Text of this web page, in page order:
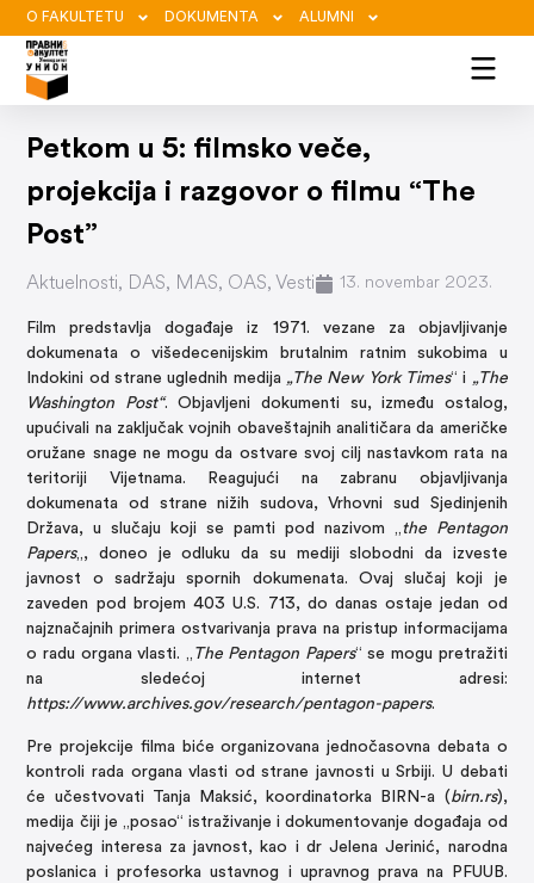
O FAKULTETU DOKUMENTA ALUMNI
Petkom u 5: filmsko veče,
projekcija i razgovor o filmu “The
Post”
Aktuelnosti, DAS, MAS, OAS, Vesti 13. novembar 2023.
Film predstavlja događaje iz 1971. vezane za objavljivanje
dokumenata o višedecenijskim brutalnim ratnim sukobima u
Indokini od strane uglednih medija „The New York Times“ i „The
Washington Post“. Objavljeni dokumenti su, između ostalog,
upućivali na zaključak vojnih obaveštajnih analitičara da američke
oružane snage ne mogu da ostvare svoj cilj nastavkom rata na
teritoriji Vijetnama. Reagujući na zabranu objavljivanja
dokumenata od strane nižih sudova, Vrhovni sud Sjedinjenih
Država, u slučaju koji se pamti pod nazivom „the Pentagon
Papers„, doneo je odluku da su mediji slobodni da izveste
javnost o sadržaju spornih dokumenata. Ovaj slučaj koji je
zaveden pod brojem 403 U.S. 713, do danas ostaje jedan od
najznačajnih primera ostvarivanja prava na pristup informacijama
o radu organa vlasti. „ The Pentagon Papers“ se mogu pretražiti
na sledećoj internet adresi:
https://www.archives.gov/research/pentagon-papers.
Pre projekcije filma biće organizovana jednočasovna debata o
kontroli rada organa vlasti od strane javnosti u Srbiji. U debati
će učestvovati Tanja Maksić, koordinatorka BIRN-a ( birn.rs),
medija čiji je „posao“ istraživanje i dokumentovanje događaja od
najvećeg interesa za javnost, kao i dr Jelena Jerinić, narodna
poslanica i profesorka ustavnog i upravnog prava na PFUUB.